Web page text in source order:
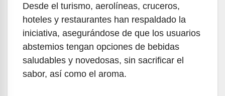
Desde el turismo, aerolíneas, cruceros,
hoteles y restaurantes han respaldado la
iniciativa, asegurándose de que los usuarios
abstemios tengan opciones de bebidas
saludables y novedosas, sin sacrificar el
sabor, así como el aroma.